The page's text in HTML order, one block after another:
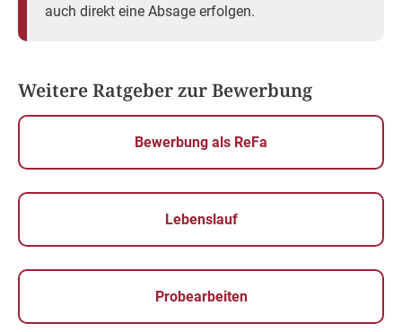
auch direkt eine Absage erfolgen.
Weitere Ratgeber zur Bewerbung
Bewerbung als ReFa
Lebenslauf
Probearbeiten